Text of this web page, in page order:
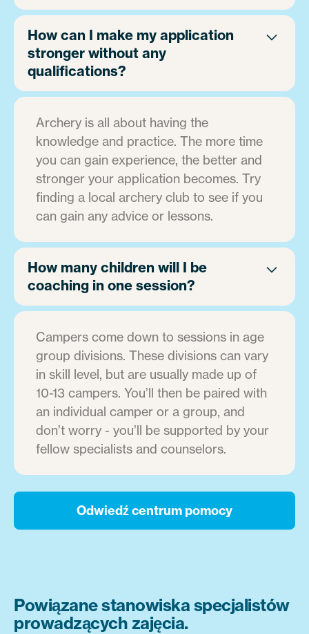
How can I make my application
stronger without any
qualifications?
Archery is all about having the
knowledge and practice. The more time
you can gain experience, the better and
stronger your application becomes. Try
finding a local archery club to see if you
can gain any advice or lessons.
How many children will I be
coaching in one session?
Campers come down to sessions in age
group divisions. These divisions can vary
in skill level, but are usually made up of
10-13 campers. You’ll then be paired with
an individual camper or a group, and
don’t worry - you’ll be supported by your
fellow specialists and counselors.
Odwiedź centrum pomocy
Powiązane stanowiska specjalistów
prowadzących zajęcia.